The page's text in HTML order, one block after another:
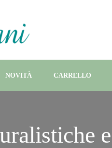
cucina 100% vegetale
NOVITÀ CARRELLO